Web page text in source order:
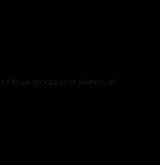
se inicializovat přehrávač